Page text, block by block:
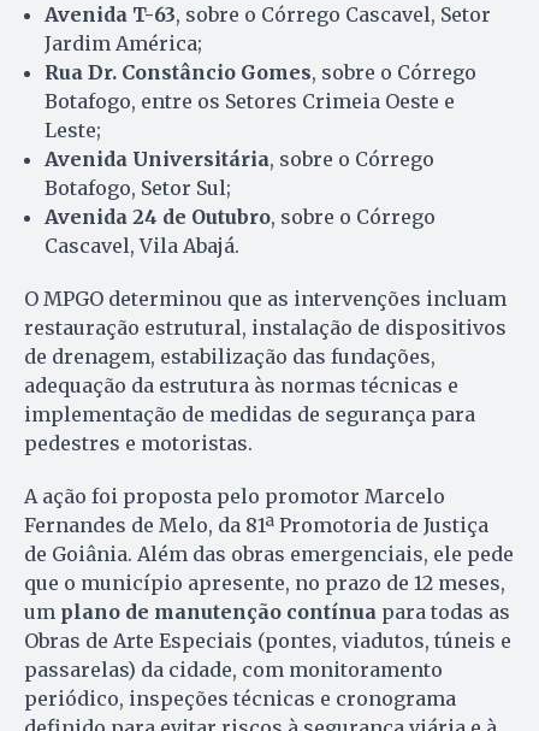
Avenida T-63, sobre o Córrego Cascavel, Setor
Jardim América;
Rua Dr. Constâncio Gomes, sobre o Córrego
Botafogo, entre os Setores Crimeia Oeste e
Leste;
Avenida Universitária, sobre o Córrego
Botafogo, Setor Sul;
Avenida 24 de Outubro, sobre o Córrego
Cascavel, Vila Abajá.
O MPGO determinou que as intervenções incluam
restauração estrutural, instalação de dispositivos
de drenagem, estabilização das fundações,
adequação da estrutura às normas técnicas e
implementação de medidas de segurança para
pedestres e motoristas.
A ação foi proposta pelo promotor Marcelo
Fernandes de Melo, da 81ª Promotoria de Justiça
de Goiânia. Além das obras emergenciais, ele pede
que o município apresente, no prazo de 12 meses,
um plano de manutenção contínua para todas as
Obras de Arte Especiais (pontes, viadutos, túneis e
passarelas) da cidade, com monitoramento
periódico, inspeções técnicas e cronograma